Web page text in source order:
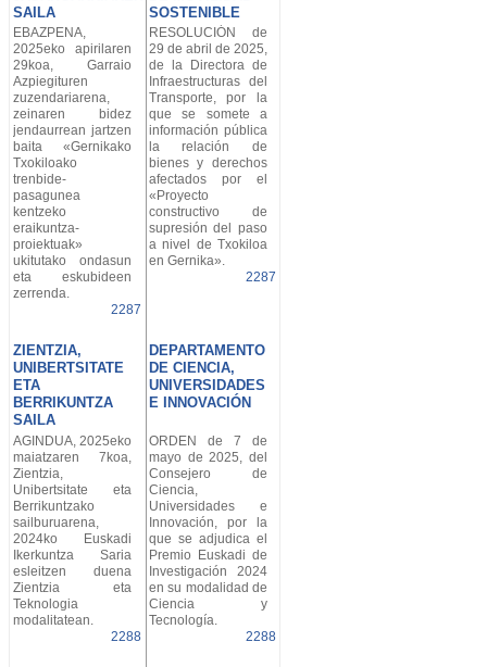
SAILA
SOSTENIBLE
EBAZPENA,
2025eko apirilaren
29koa, Garraio
Azpiegituren
zuzendariarena,
zeinaren bidez
jendaurrean jartzen
baita «Gernikako
Txokiloako
trenbide-
pasagunea
kentzeko
eraikuntza-
proiektuak»
ukitutako ondasun
eta eskubideen
zerrenda.
2287
RESOLUCIÓN de
29 de abril de 2025,
de la Directora de
Infraestructuras del
Transporte, por la
que se somete a
información pública
la relación de
bienes y derechos
afectados por el
«Proyecto
constructivo de
supresión del paso
a nivel de Txokiloa
en Gernika».
2287
ZIENTZIA,
UNIBERTSITATE
ETA
BERRIKUNTZA
SAILA
DEPARTAMENTO
DE CIENCIA,
UNIVERSIDADES
E INNOVACIÓN
AGINDUA, 2025eko
maiatzaren 7koa,
Zientzia,
Unibertsitate eta
Berrikuntzako
sailburuarena,
2024ko Euskadi
Ikerkuntza Saria
esleitzen duena
Zientzia eta
Teknologia
modalitatean.
2288
ORDEN de 7 de
mayo de 2025, del
Consejero de
Ciencia,
Universidades e
Innovación, por la
que se adjudica el
Premio Euskadi de
Investigación 2024
en su modalidad de
Ciencia y
Tecnología.
2288